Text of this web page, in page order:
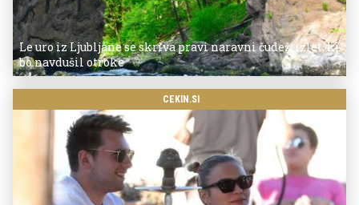
Le uro iz Ljubljane se skriva pravi naravni čudež: izlet, ki
bo navdušil otroke
CEKIN.SI